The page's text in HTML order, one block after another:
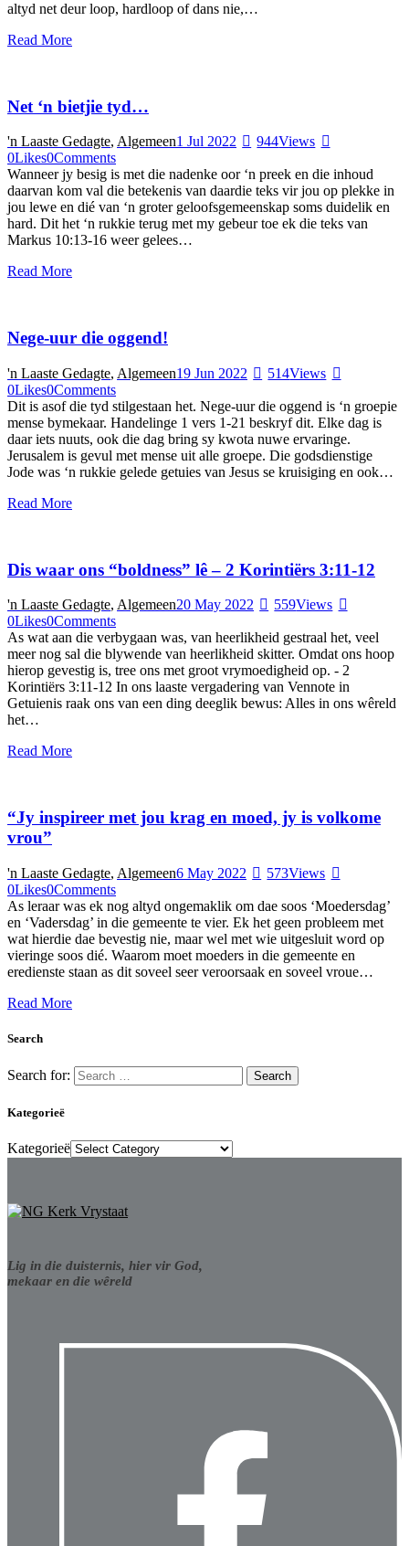
altyd net deur loop, hardloop of dans nie,…
Read More
Net ‘n bietjie tyd…
'n Laaste Gedagte, Algemeen1 Jul 2022 944Views
0Likes0Comments
Wanneer jy besig is met die nadenke oor ‘n preek en die inhoud
daarvan kom val die betekenis van daardie teks vir jou op plekke in
jou lewe en dié van ‘n groter geloofsgemeenskap soms duidelik en
hard. Dit het ‘n rukkie terug met my gebeur toe ek die teks van
Markus 10:13-16 weer gelees…
Read More
Nege-uur die oggend!
'n Laaste Gedagte, Algemeen19 Jun 2022 514Views
0Likes0Comments
Dit is asof die tyd stilgestaan het. Nege-uur die oggend is ‘n groepie
mense bymekaar. Handelinge 1 vers 1-21 beskryf dit. Elke dag is
daar iets nuuts, ook die dag bring sy kwota nuwe ervaringe.
Jerusalem is gevul met mense uit alle groepe. Die godsdienstige
Jode was ‘n rukkie gelede getuies van Jesus se kruisiging en ook…
Read More
Dis waar ons “boldness” lê – 2 Korintiërs 3:11-12
'n Laaste Gedagte, Algemeen20 May 2022 559Views
0Likes0Comments
As wat aan die verbygaan was, van heerlikheid gestraal het, veel
meer nog sal die blywende van heerlikheid skitter. Omdat ons hoop
hierop gevestig is, tree ons met groot vrymoedigheid op. - 2
Korintiërs 3:11-12 In ons laaste vergadering van Vennote in
Getuienis raak ons van een ding deeglik bewus: Alles in ons wêreld
het…
Read More
“Jy inspireer met jou krag en moed, jy is volkome
vrou”
'n Laaste Gedagte, Algemeen6 May 2022 573Views
0Likes0Comments
As leraar was ek nog altyd ongemaklik om dae soos ‘Moedersdag’
en ‘Vadersdag’ in die gemeente te vier. Ek het geen probleem met
wat hierdie dae bevestig nie, maar wel met wie uitgesluit word op
vieringe soos dié. Waarom moet moeders in die gemeente en
eredienste staan as dit soveel seer veroorsaak en soveel vroue…
Read More
Search
Search for:
Kategorieë
Kategorieë
Lig in die duisternis, hier vir God,
mekaar en die wêreld